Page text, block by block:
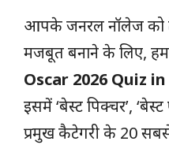
आपके जनरल नॉलेज को
मजबूत बनाने के लिए,
Oscar 2026 Quiz
इसमें ‘बेस्ट पिक्चर’,
प्रमुख कैटेगरी के 20